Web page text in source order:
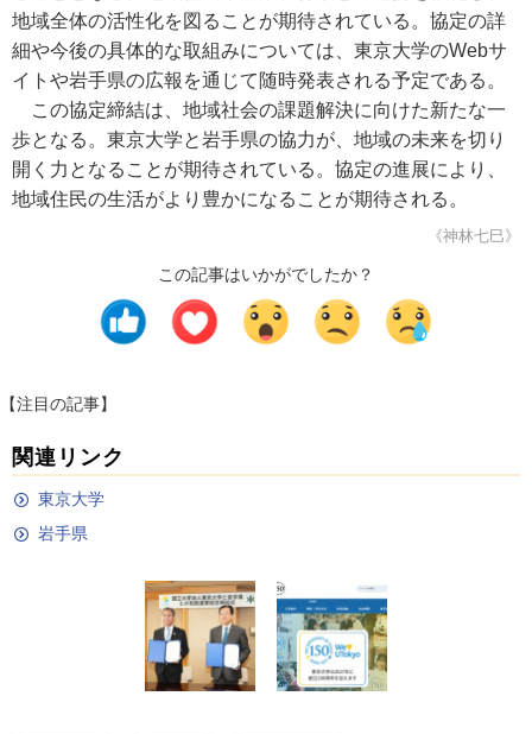
地域全体の活性化を図ることが期待されている。協定の詳
細や今後の具体的な取組みについては、東京大学のWebサ
イトや岩手県の広報を通じて随時発表される予定である。
この協定締結は、地域社会の課題解決に向けた新たな一
歩となる。東京大学と岩手県の協力が、地域の未来を切り
開く力となることが期待されている。協定の進展により、
地域住民の生活がより豊かになることが期待される。
《神林七巳》
この記事はいかがでしたか？
【注目の記事】
関連リンク
東京大学
岩手県